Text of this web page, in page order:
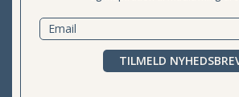
TILMELD